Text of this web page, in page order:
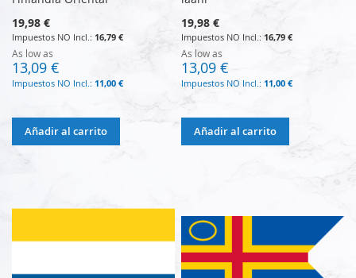
19,98 €
16,79 €
As low as
13,09 €
11,00 €
Añadir al carrito
19,98 €
16,79 €
As low as
13,09 €
11,00 €
Añadir al carrito